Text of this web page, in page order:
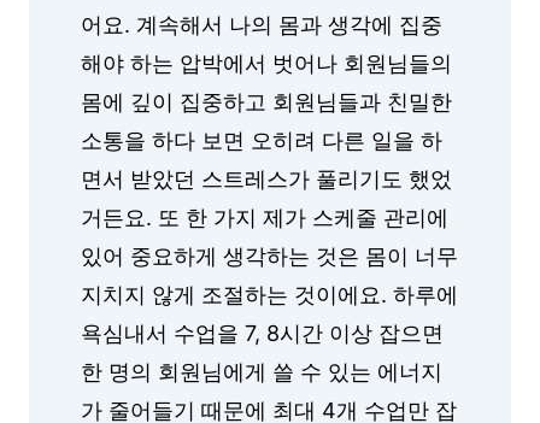
어요. 계속해서 나의 몸과 생각에 집중
해야 하는 압박에서 벗어나 회원님들의
몸에 깊이 집중하고 회원님들과 친밀한
소통을 하다 보면 오히려 다른 일을 하
면서 받았던 스트레스가 풀리기도 했었
거든요. 또 한 가지 제가 스케줄 관리에
있어 중요하게 생각하는 것은 몸이 너무
지치지 않게 조절하는 것이에요. 하루에
욕심내서 수업을 7, 8시간 이상 잡으면
한 명의 회원님에게 쓸 수 있는 에너지
가 줄어들기 때문에 최대 4개 수업만 잡